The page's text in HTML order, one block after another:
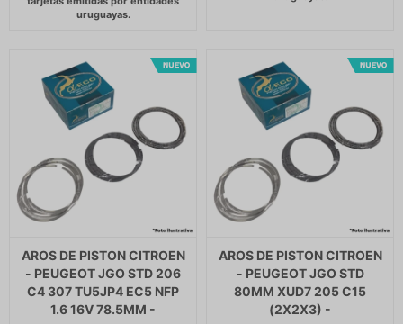
AROS DE PISTON CITROEN
- PEUGEOT JGO STD 206
C4 307 TU5JP4 EC5 NFP
1.6 16V 78.5MM -
AROS DE PISTON CITROEN
- PEUGEOT JGO STD
80MM XUD7 205 C15
(2X2X3) -